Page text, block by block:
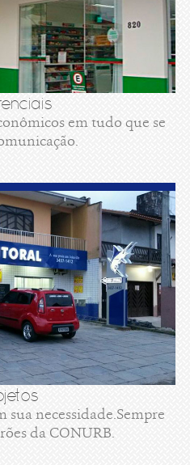
em tudo que se
sua necessidade.Sempre
da CONURB.